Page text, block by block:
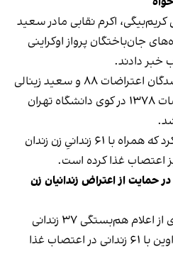
اکرم نقابی مادر ⁧سعید
جان‌باختگان پرواز اوکراینی
خبر دادند.
مصطفی کریم‌بیگی از کشته‌شدگان اعتراضات ۸۸ و سعید زینالی
⁩دانشجویی است که در اعتراضات ۱۳۷۸ در کوی دانشگاه تهران
البرز صادقی همچنین اعلام کرد که همراه با ۶۱ زندانیِ زن زندان
اعتصاب غذا کرده است.
حمایت از اعتراض زندانیان زن
آتنا دائمی، فعال مدنی نامه‌ای از اعلام هم‌بستگی ۳۷ زندانی
غذا